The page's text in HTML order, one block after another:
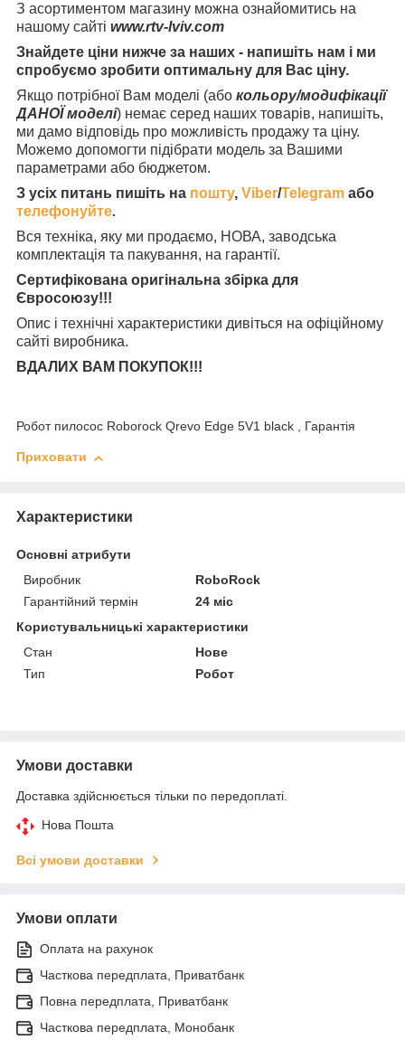
З асортиментом магазину можна ознайомитись на
нашому сайті www.rtv-lviv.com
Знайдете ціни нижче за наших - напишіть нам і ми
спробуємо зробити оптимальну для Вас ціну.
Якщо потрібної Вам моделі (або кольору/модифікації
ДАНОЇ моделі) немає серед наших товарів, напишіть,
ми дамо відповідь про можливість продажу та ціну.
Можемо допомогти підібрати модель за Вашими
параметрами або бюджетом.
З усіх питань пишіть на пошту, Viber/Telegram або
телефонуйте.
Вся техніка, яку ми продаємо, НОВА, заводська
комплектація та пакування, на гарантії.
Сертифікована оригінальна збірка для
Євросоюзу!!!
Опис і технічні характеристики дивіться на офіційному
сайті виробника.
ВДАЛИХ ВАМ ПОКУПОК!!!
Робот пилосос Roborock Qrevo Edge 5V1 black , Гарантія
Приховати
Характеристики
Основні атрибути
Виробник
RoboRock
Гарантійний термін
24 міс
Користувальницькі характеристики
Стан
Нове
Тип
Робот
Умови доставки
Доставка здійснюється тільки по передоплаті.
Нова Пошта
Всі умови доставки
Умови оплати
Оплата на рахунок
Часткова передплата, Приватбанк
Повна передплата, Приватбанк
Часткова передплата, Монобанк